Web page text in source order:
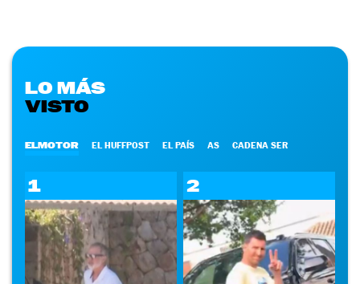
LO MÁS
VISTO
ELMOTOR EL HUFFPOST EL PAÍS AS CADENA SER
1 2